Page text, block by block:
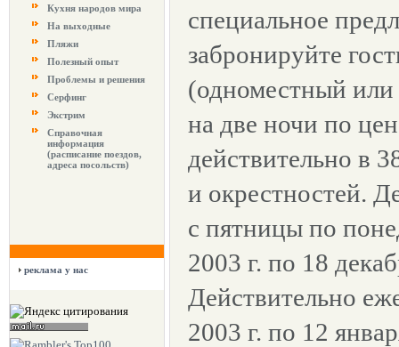
Кухня народов мира
На выходные
Пляжи
Полезный опыт
Проблемы и решения
Серфинг
Экстрим
Справочная
информация
(расписание поездов,
адреса посольств)
реклама у нас
специальное
забронируйте
(одноместный
на две ночи по
действительно в
и окрестностей.
с пятницы по
2003 г. по 18
Действительно
2003 г. по 12